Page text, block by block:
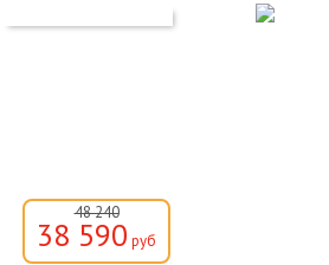
48 240
38 590 руб